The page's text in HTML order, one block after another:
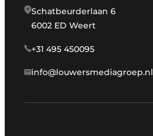
Schatbeurderlaan 6
6002 ED Weert
+31 495 450095
info@louwersmediagroep.nl